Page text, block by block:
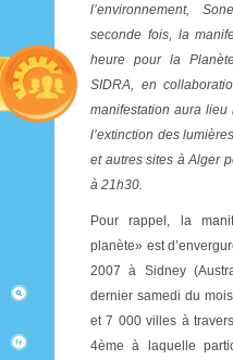
l’environnement,
seconde fois, la
heure pour la
SIDRA, en
manifestation aura
l’extinction des
et autres sites à Alger
à 21h30.
Pour rappel, la
planète» est
2007 à Sidney
dernier samedi du
et 7 000 villes à
4ème à laquelle